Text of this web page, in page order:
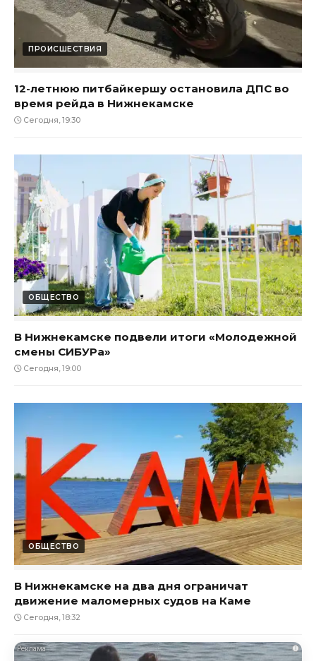
ПРОИСШЕСТВИЯ
12-летнюю питбайкершу остановила ДПС во
время рейда в Нижнекамске
Сегодня, 19:30
ОБЩЕСТВО
В Нижнекамске подвели итоги «Молодежной
смены СИБУРа»
Сегодня, 19:00
ОБЩЕСТВО
В Нижнекамске на два дня ограничат
движение маломерных судов на Каме
Сегодня, 18:32
i